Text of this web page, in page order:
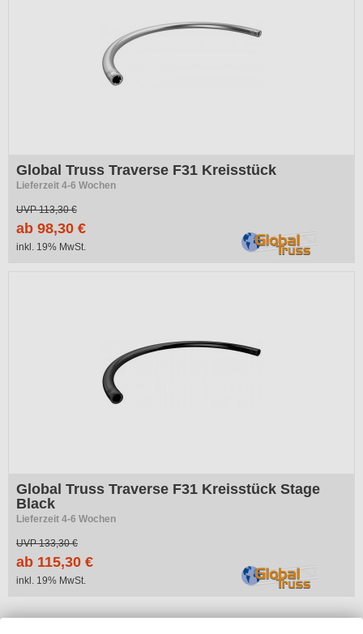
Global Truss Traverse F31 Kreisstück
Lieferzeit 4-6 Wochen
UVP113,30 €
ab 98,30 €
inkl. 19% MwSt.
Global Truss Traverse F31 Kreisstück Stage
Black
Lieferzeit 4-6 Wochen
UVP133,30 €
ab 115,30 €
inkl. 19% MwSt.